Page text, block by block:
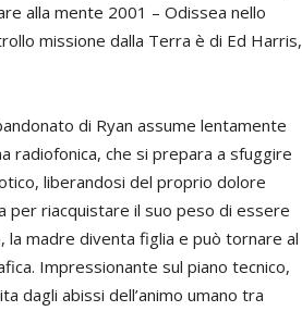
alla mente 2001 – Odissea nello
missione dalla Terra è di Ed Harris,
di Ryan assume lentamente
radiofonica, che si prepara a sfuggire
liberandosi del proprio dolore
per riacquistare il suo peso di essere
la madre diventa figlia e può tornare al
Impressionante sul piano tecnico,
dagli abissi dell’animo umano tra